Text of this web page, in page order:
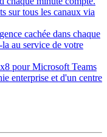
sur tous les canaux via
cachée dans chaque
au service de votre
pour Microsoft Teams
enterprise et d'un centre